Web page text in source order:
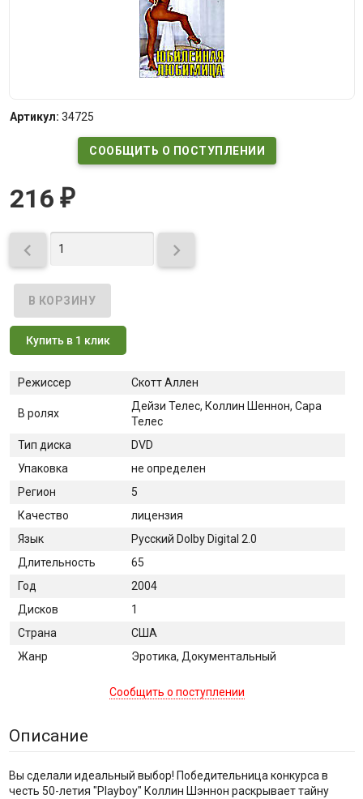
Артикул: 34725
СООБЩИТЬ О ПОСТУПЛЕНИИ
216 ₽
 
Купить в 1 клик
Режиссер Скотт Аллен
В ролях
Дейзи Телес, Коллин Шеннон, Сара
Телес
Тип диска
DVD
Упаковка
не определен
Регион
5
Качество
лицензия
Язык
Русский Dolby Digital 2.0
Длительность
65
Год
2004
Дисков
1
Страна
США
Жанр
Эротика, Документальный
Сообщить о поступлении
Описание
Вы сделали идеальный выбор! Победительница конкурса в
честь 50-летия "Playboy" Коллин Шэннон раскрывает тайну